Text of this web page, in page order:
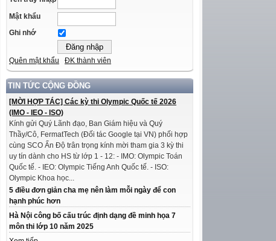
Mật khẩu
Ghi nhớ
Quên mật khẩu ĐK thành viên
TIN TỨC CỘNG ĐỒNG
[MỜI HỢP TÁC] Các kỳ thi Olympic Quốc tế 2026
(IMO - IEO - ISO)
Kính gửi Quý Lãnh đạo, Ban Giám hiệu và Quý
Thầy/Cô, FermatTech (Đối tác Google tại VN) phối hợp
cùng SCO Ấn Độ trân trọng kính mời tham gia 3 kỳ thi
uy tín dành cho HS từ lớp 1 - 12: - IMO: Olympic Toán
Quốc tế. - IEO: Olympic Tiếng Anh Quốc tế. - ISO:
Olympic Khoa học...
5 điều đơn giản cha mẹ nên làm mỗi ngày để con
hạnh phúc hơn
Hà Nội công bố cấu trúc định dạng đề minh họa 7
môn thi lớp 10 năm 2025